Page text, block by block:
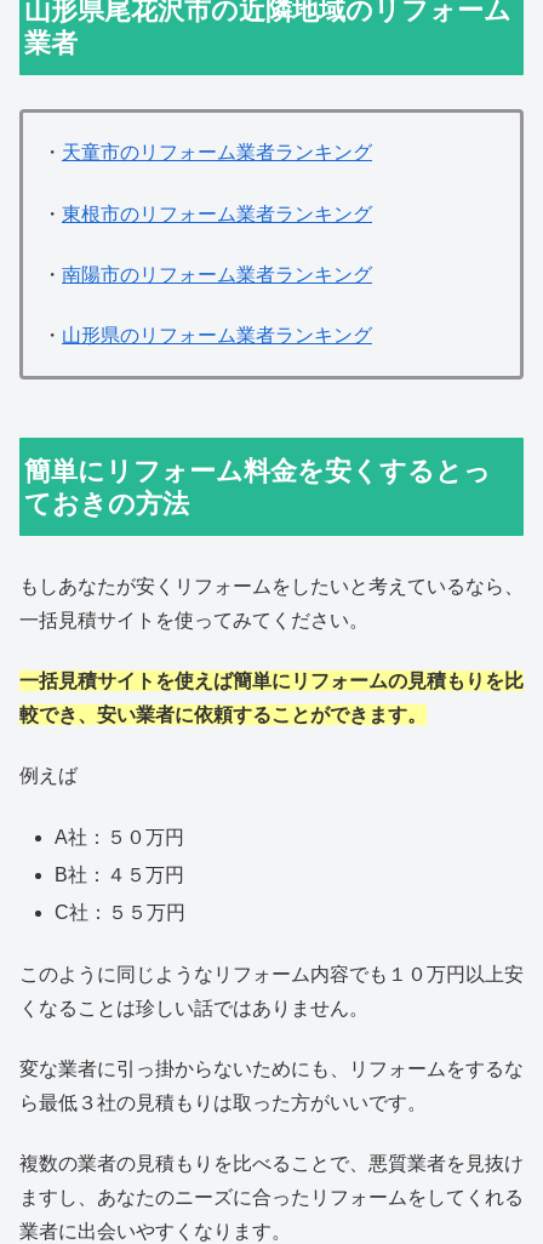
山形県尾花沢市の近隣地域のリフォーム
業者
・ 天童市のリフォーム業者ランキング
・ 東根市のリフォーム業者ランキング
・ 南陽市のリフォーム業者ランキング
・ 山形県のリフォーム業者ランキング
簡単にリフォーム料金を安くするとっ
ておきの方法
もしあなたが安くリフォームをしたいと考えているなら、
一括見積サイトを使ってみてください。
一括見積サイトを使えば簡単にリフォームの見積もりを比
較でき、安い業者に依頼することができます。
例えば
A社：５０万円
B社：４５万円
C社：５５万円
このように同じようなリフォーム内容でも１０万円以上安
くなることは珍しい話ではありません。
変な業者に引っ掛からないためにも、リフォームをするな
ら最低３社の見積もりは取った方がいいです。
複数の業者の見積もりを比べることで、悪質業者を見抜け
ますし、あなたのニーズに合ったリフォームをしてくれる
業者に出会いやすくなります。